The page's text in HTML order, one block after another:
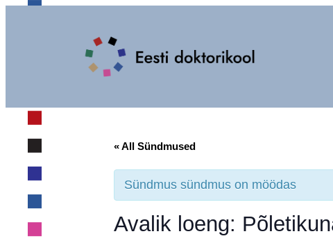
« All Sündmused
Sündmus sündmus on möödas
Avalik loeng: